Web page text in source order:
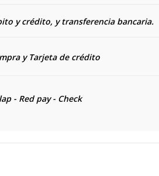
y crédito, y transferencia bancaria.
y Tarjeta de crédito
- Red pay - Check